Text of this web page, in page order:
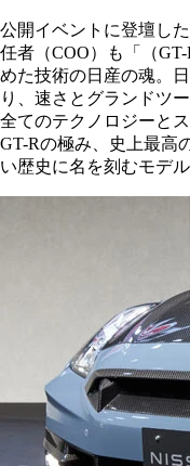
公開イベントに登壇し
任者（COO）も「（
めた技術の日産の魂。
り、速さとグランドツ
全てのテクノロジーと
GT-Rの極み、史上最高
い歴史に名を刻むモデ